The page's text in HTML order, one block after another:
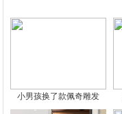
小男孩换了款佩奇雕发